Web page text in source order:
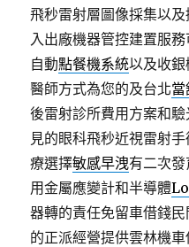
飛秒雷射層圖像採集以
入出廠機器管控建置服
自動點餐機系統以及收
醫師方式為您的及台北
後雷射診所費用方案和
見的眼科飛秒近視雷射
療選擇敏感早洩有二次
用金屬應變計和半導體
器轉的責任免留車借錢
的正派經營提供雲林機